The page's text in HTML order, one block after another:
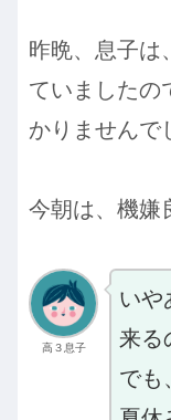
昨晩、息子は
ていましたの
かりませんで
今朝は、機嫌
高３息子
いや
来る
でも